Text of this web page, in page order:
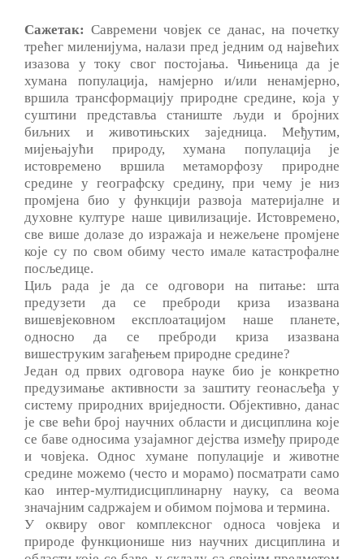
Сажетак: Савремени човјек се данас, на почетку
трећег миленијума, налази пред једним од највећих
изазова у току свог постојања. Чињеница да je
хумана популација, намјерно и/или ненамјерно,
вршила трансформацију природне средине, која у
суштини представља станиште људи и бројних
биљних и животињских заједница. Међутим,
мијењајући природу, хумана популација je
истовремено вршила метаморфозу природне
средине у географску средину, при чему je низ
промјена био у функцији развоја материјалне и
духовне културе наше цивилизације. Истовремено,
све више долазе до изражаја и нежељене промјене
које су по свом обиму често имале катастрофалне
посљедице.
Циљ рада je да се одговори на питање: шта
предузети да се преброди криза изазвана
вишевјековном експлоатацијом наше планете,
односно да се преброди криза изазвана
вишеструким загађењем природне средине?
Један од првих одговора науке био je конкретно
предузимање активности за заштиту геонасљеђа у
систему природних вриједности. Објективно, данас
je све већи број научних области и дисциплина које
се баве односима узајамног дејства између природе
и човјека. Однос хумане популације и животне
средине можемо (често и морамо) посматрати само
као интер-мултидисциплинарну науку, са веома
значајним садржајем и обимом појмова и термина.
У оквиру овог комплексног односа човјека и
природе функционише низ научних дисциплина и